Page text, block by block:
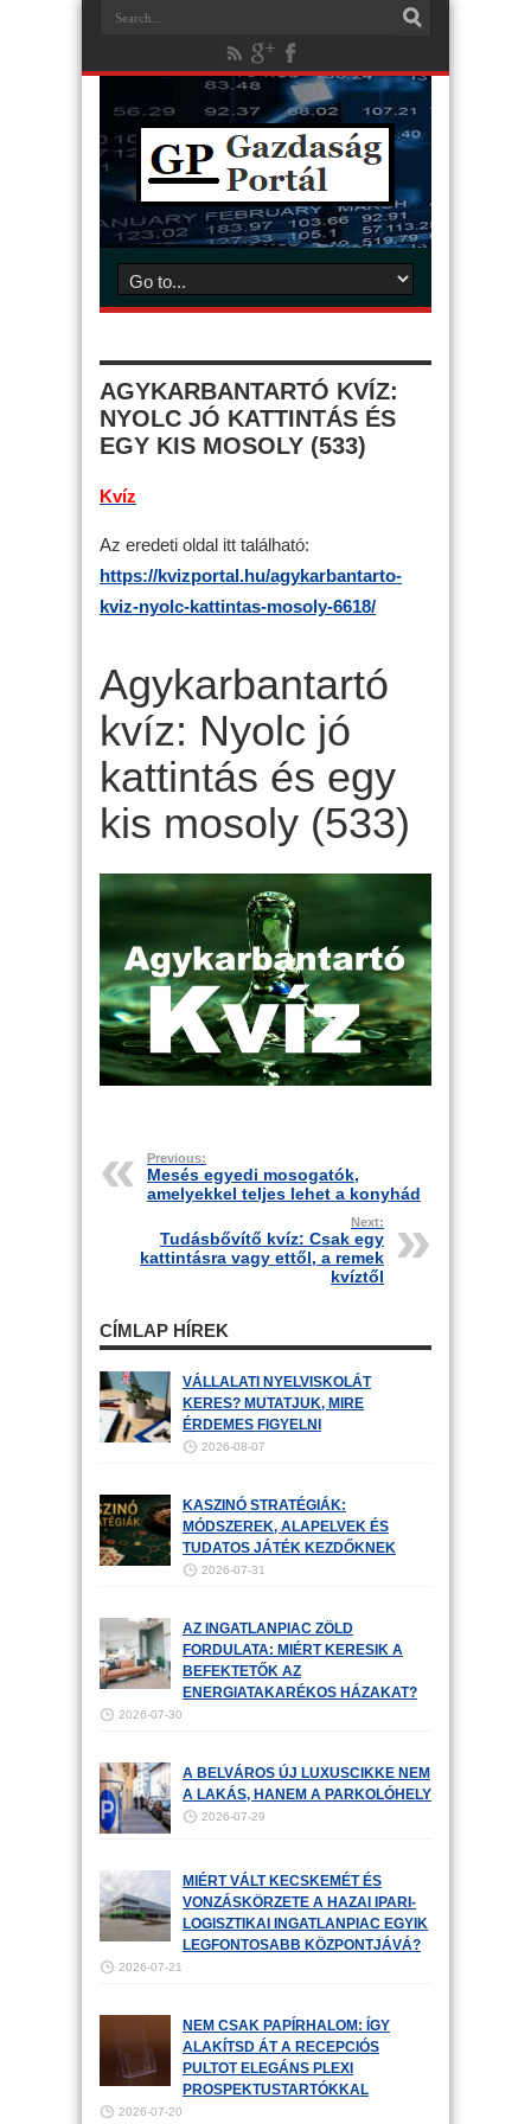
AGYKARBANTARTÓ KVÍZ:
NYOLC JÓ KATTINTÁS ÉS
EGY KIS MOSOLY (533)
Kvíz
Az eredeti oldal itt található:
https://kvizportal.hu/agykarbantarto-
kviz-nyolc-kattintas-mosoly-6618/
Agykarbantartó
kvíz: Nyolc jó
kattintás és egy
kis mosoly (533)
Previous:
Mesés egyedi mosogatók,
amelyekkel teljes lehet a konyhád
Next:
Tudásbővítő kvíz: Csak egy
kattintásra vagy ettől, a remek
kvíztől
CÍMLAP HÍREK
VÁLLALATI NYELVISKOLÁT
KERES? MUTATJUK, MIRE
ÉRDEMES FIGYELNI
2026-08-07
KASZINÓ STRATÉGIÁK:
MÓDSZEREK, ALAPELVEK ÉS
TUDATOS JÁTÉK KEZDŐKNEK
2026-07-31
AZ INGATLANPIAC ZÖLD
FORDULATA: MIÉRT KERESIK A
BEFEKTETŐK AZ
ENERGIATAKARÉKOS HÁZAKAT?
2026-07-30
A BELVÁROS ÚJ LUXUSCIKKE NEM
A LAKÁS, HANEM A PARKOLÓHELY
2026-07-29
MIÉRT VÁLT KECSKEMÉT ÉS
VONZÁSKÖRZETE A HAZAI IPARI-
LOGISZTIKAI INGATLANPIAC EGYIK
LEGFONTOSABB KÖZPONTJÁVÁ?
2026-07-21
NEM CSAK PAPÍRHALOM: ÍGY
ALAKÍTSD ÁT A RECEPCIÓS
PULTOT ELEGÁNS PLEXI
PROSPEKTUSTARTÓKKAL
2026-07-20